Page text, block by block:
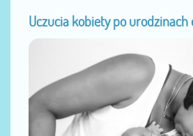
Uczucia kobiety po urodzinach